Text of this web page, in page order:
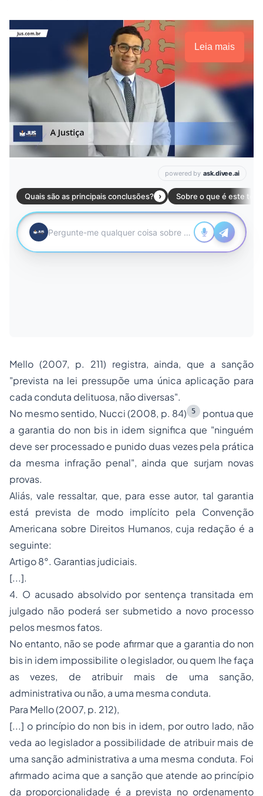
Leia mais
Mello (2007, p. 211) registra, ainda, que a sanção
"prevista na lei pressupõe uma única aplicação para
cada conduta delituosa, não diversas".
No mesmo sentido, Nucci (2008, p. 84)
5
pontua que
a garantia do non bis in idem significa que "ninguém
deve ser processado e punido duas vezes pela prática
da mesma infração penal", ainda que surjam novas
provas.
Aliás, vale ressaltar, que, para esse autor, tal garantia
está prevista de modo implícito pela Convenção
Americana sobre Direitos Humanos, cuja redação é a
seguinte:
Artigo 8°. Garantias judiciais.
[...].
4. O acusado absolvido por sentença transitada em
julgado não poderá ser submetido a novo processo
pelos mesmos fatos.
No entanto, não se pode afirmar que a garantia do non
bis in idem impossibilite o legislador, ou quem lhe faça
as vezes, de atribuir mais de uma sanção,
administrativa ou não, a uma mesma conduta.
Para Mello (2007, p. 212),
[...] o princípio do non bis in idem, por outro lado, não
veda ao legislador a possibilidade de atribuir mais de
uma sanção administrativa a uma mesma conduta. Foi
afirmado acima que a sanção que atende ao princípio
da proporcionalidade é a prevista no ordenamento